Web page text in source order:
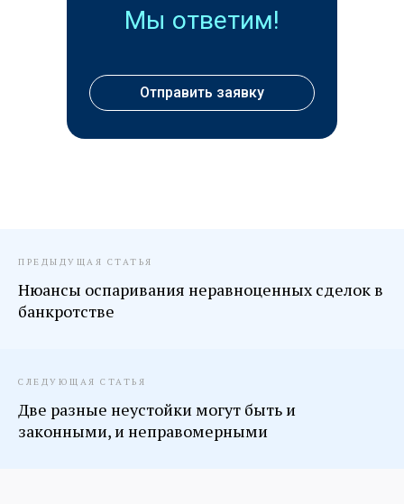
Мы ответим!
Отправить заявку
ПРЕДЫДУЩАЯ СТАТЬЯ
Нюансы оспаривания неравноценных сделок в
банкротстве
СЛЕДУЮЩАЯ СТАТЬЯ
Две разные неустойки могут быть и
законными, и неправомерными